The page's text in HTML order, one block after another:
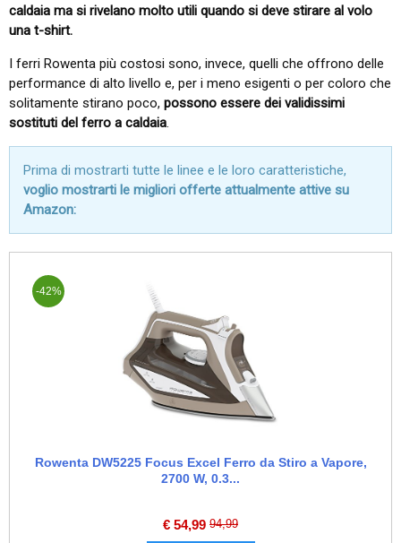
caldaia ma si rivelano molto utili quando si deve stirare al volo
una t-shirt.
I ferri Rowenta più costosi sono, invece, quelli che offrono delle
performance di alto livello e, per i meno esigenti o per coloro che
solitamente stirano poco, possono essere dei validissimi
sostituti del ferro a caldaia
Prima di mostrarti tutte le linee e le loro caratteristiche,
voglio mostrarti le migliori offerte attualmente attive su
Amazon:
-42%
Rowenta DW5225 Focus Excel Ferro da Stiro a Vapore,
2700 W, 0.3...
€ 54,99 94,99